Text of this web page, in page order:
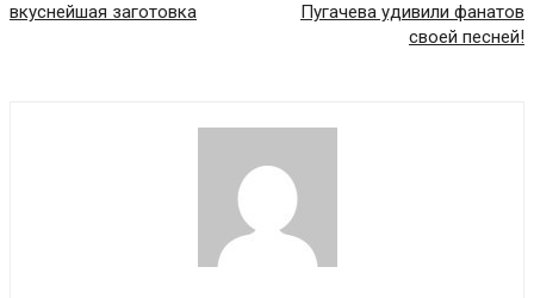
вкуснейшая заготовка
Пугачева удивили фанатов
своей песней!